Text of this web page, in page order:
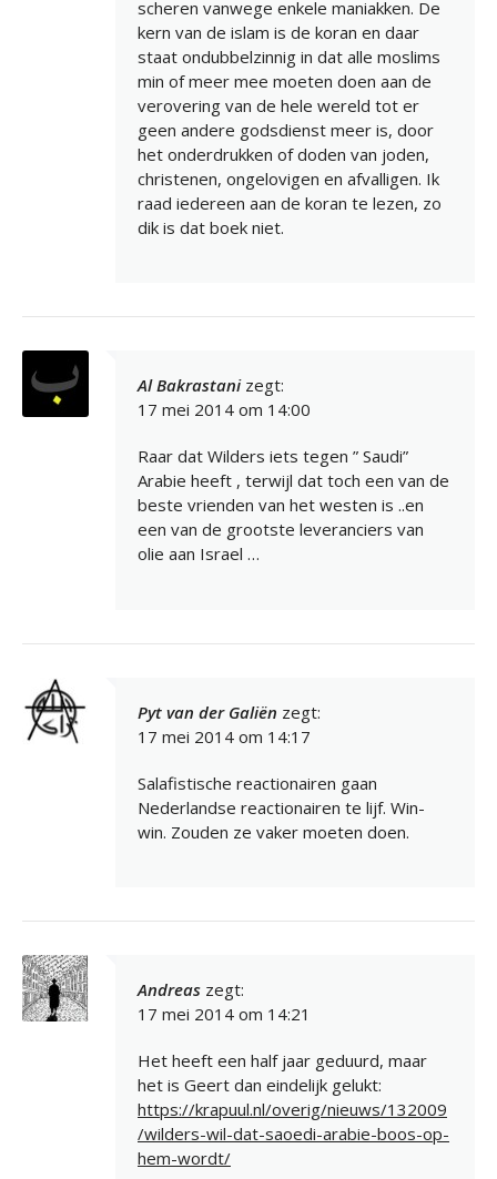
scheren vanwege enkele maniakken. De
kern van de islam is de koran en daar
staat ondubbelzinnig in dat alle moslims
min of meer mee moeten doen aan de
verovering van de hele wereld tot er
geen andere godsdienst meer is, door
het onderdrukken of doden van joden,
christenen, ongelovigen en afvalligen. Ik
raad iedereen aan de koran te lezen, zo
dik is dat boek niet.
Al Bakrastani zegt:
17 mei 2014 om 14:00
Raar dat Wilders iets tegen ” Saudi”
Arabie heeft , terwijl dat toch een van de
beste vrienden van het westen is ..en
een van de grootste leveranciers van
olie aan Israel …
Pyt van der Galiën zegt:
17 mei 2014 om 14:17
Salafistische reactionairen gaan
Nederlandse reactionairen te lijf. Win-
win. Zouden ze vaker moeten doen.
Andreas zegt:
17 mei 2014 om 14:21
Het heeft een half jaar geduurd, maar
het is Geert dan eindelijk gelukt:
https://krapuul.nl/overig/nieuws/132009
/wilders-wil-dat-saoedi-arabie-boos-op-
hem-wordt/